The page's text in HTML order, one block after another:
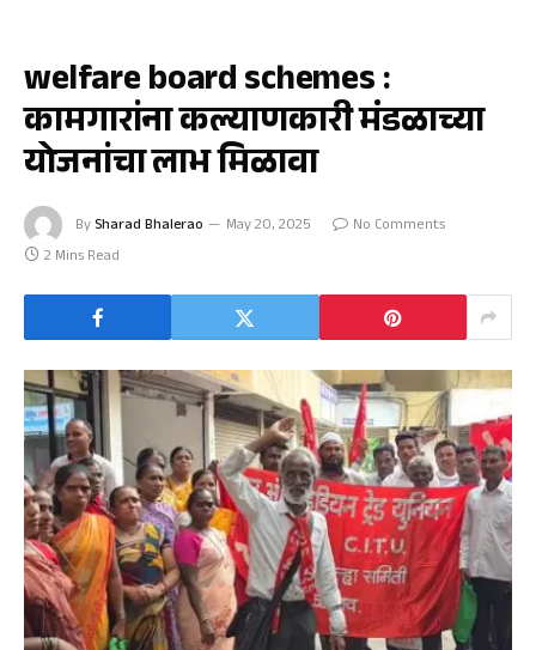
welfare board schemes :
कामगारांना कल्याणकारी मंडळाच्या
योजनांचा लाभ मिळावा
By Sharad Bhalerao May 20, 2025
No Comments
2 Mins Read